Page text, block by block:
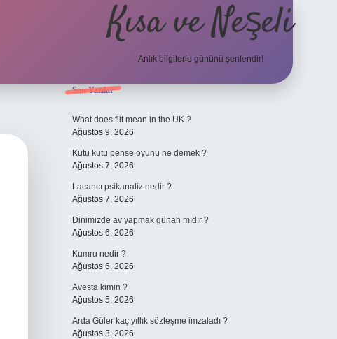
Kısa ve Neşeli
Anlık bilgilerle gününü şenlendir!
Sidebar
Son Yazılar
What does flit mean in the UK ?
Ağustos 9, 2026
Kutu kutu pense oyunu ne demek ?
Ağustos 7, 2026
Lacancı psikanaliz nedir ?
Ağustos 7, 2026
Dinimizde av yapmak günah mıdır ?
Ağustos 6, 2026
Kumru nedir ?
Ağustos 6, 2026
Avesta kimin ?
Ağustos 5, 2026
Arda Güler kaç yıllık sözleşme imzaladı ?
Ağustos 3, 2026